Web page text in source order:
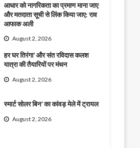
आधार को नागरिकता का प्रमाण माना जाए
और मतदाता सूची से लिंक किया जाए: राव
आफाक अली
August 2, 2026
हर घर तिरंगा’ और संत रविदास कलश
यात्रा की तैयारियों पर मंथन
August 2, 2026
स्मार्ट सोलर बिन’ का कांवड़ मेले में ट्रायल
August 2, 2026